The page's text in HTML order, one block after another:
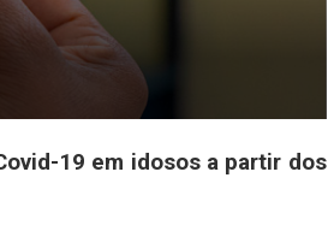
19 em idosos a partir dos